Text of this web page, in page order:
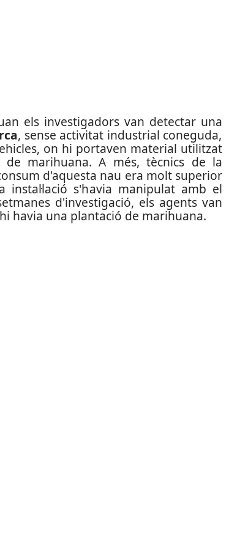
els investigadors van detectar una
, sense activitat industrial coneguda,
on hi portaven material utilitzat
de marihuana. A més, tècnics de la
d'aquesta nau era molt superior
s'havia manipulat amb el
d'investigació, els agents van
havia una plantació de marihuana.